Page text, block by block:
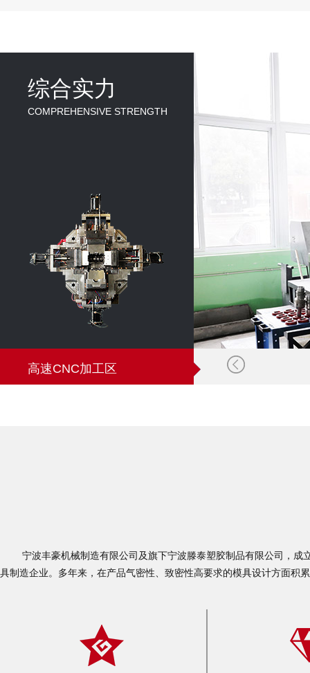
综合实力
COMPREHENSIVE STRENGTH
高速CNC加工区
宁波丰豪机械制造有限公司及旗下宁波滕泰塑胶制品有限公司，成
具制造企业。多年来，在产品气密性、致密性高要求的模具设计方面积